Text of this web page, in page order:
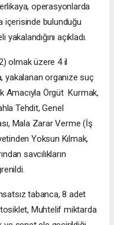
operasyonlarda
içerisinde bulunduğu
açıkladı.
olmak üzere 4 il
yakalanan organize suç
Amacıyla Örgüt Kurmak,
Tehdit, Genel
Mala Zarar Verme (İş
Yoksun Kılmak,
savcılıkların
tabanca, 8 adet
Muhtelif miktarda